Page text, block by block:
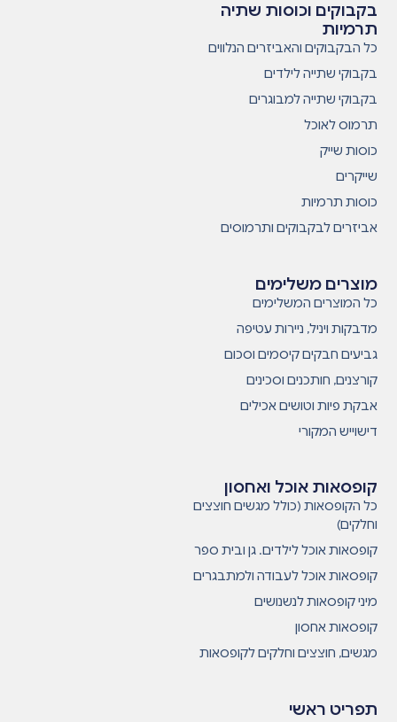
תפריט ראשי
קופסאות אוכל ואחסון
כל הקופסאות (כולל מגשים חוצצים
וחלקים)
קופסאות אוכל לילדים. גן ובית ספר
קופסאות אוכל לעבודה ולמתבגרים
מיני קופסאות לנשנושים
קופסאות אחסון
מגשים, חוצצים וחלקים לקופסאות
מוצרים משלימים
כל המוצרים המשלימים
מדבקות ויניל, ניירות עטיפה
גביעים חבקים קיסמים וסכום
קורצנים, חותכנים וסכינים
אבקת פיות וטושים אכילים
דישוייש המקורי
בקבוקים וכוסות שתיה
תרמיות
כל הבקבוקים והאביזרים הנלווים
בקבוקי שתייה לילדים
בקבוקי שתייה למבוגרים
תרמוס לאוכל
כוסות שייק
שייקרים
כוסות תרמיות
אביזרים לבקבוקים ותרמוסים